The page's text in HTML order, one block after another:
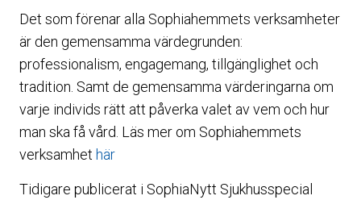
Det som förenar alla Sophiahemmets verksamheter
är den gemensamma värdegrunden:
professionalism, engagemang, tillgänglighet och
tradition. Samt de gemensamma värderingarna om
varje individs rätt att påverka valet av vem och hur
man ska få vård. Läs mer om Sophiahemmets
verksamhet här
Tidigare publicerat i SophiaNytt Sjukhusspecial